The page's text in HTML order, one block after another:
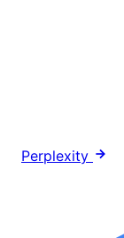
Perplexity